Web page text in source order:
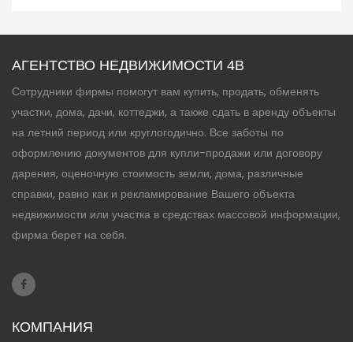
АГЕНТСТВО НЕДВИЖИМОСТИ 4B
Сотрудники фирмы помогут вам купить, продать, обменять
участки, дома, дачи, коттеджи, а также сдать в аренду объекты
на летний период или круглогодично. Все заботы по
оформлению документов для купли-продажи или договору
дарения, оценочную стоимость земли, дома, различные
справки, равно как и рекламирование Вашего объекта
недвижимости или участка в средствах массовой информации,
фирма берет на себя.
КОМПАНИЯ